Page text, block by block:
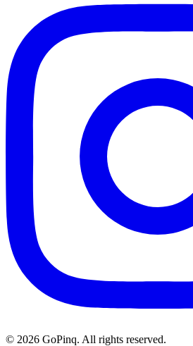
© 2026 GoPinq. All rights reserved.